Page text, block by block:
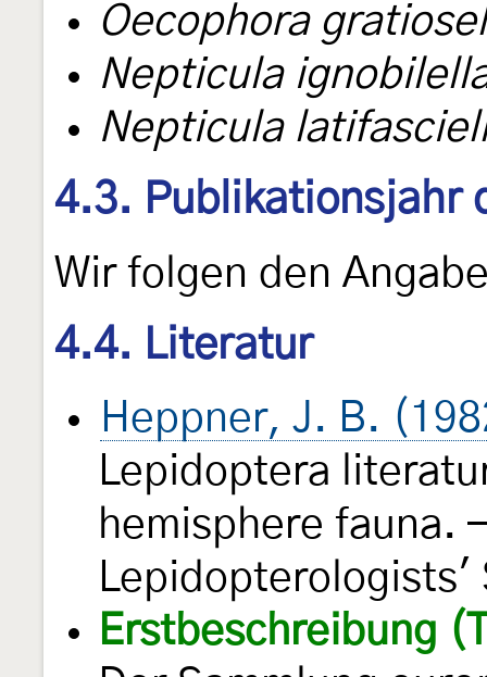
Oecophora
Nepticula
Nepticula
4.3. Publikationsjahr
Wir folgen den
4.4. Literatur
Heppner, J. B.
Lepidoptera
hemisphere fauna.
Erstbeschreibung